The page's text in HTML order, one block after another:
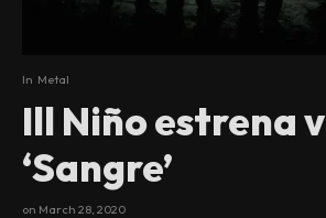
In Metal
Ill Niño estrena
‘Sangre’
on March 28, 2020